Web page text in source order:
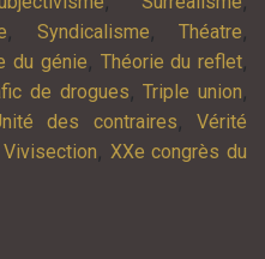
, Syndicalisme,Théatre,
du génie, Théorie du reflet,
de drogues,Triple union,
des contraires,Vérité
Vivisection, XXe congrès du